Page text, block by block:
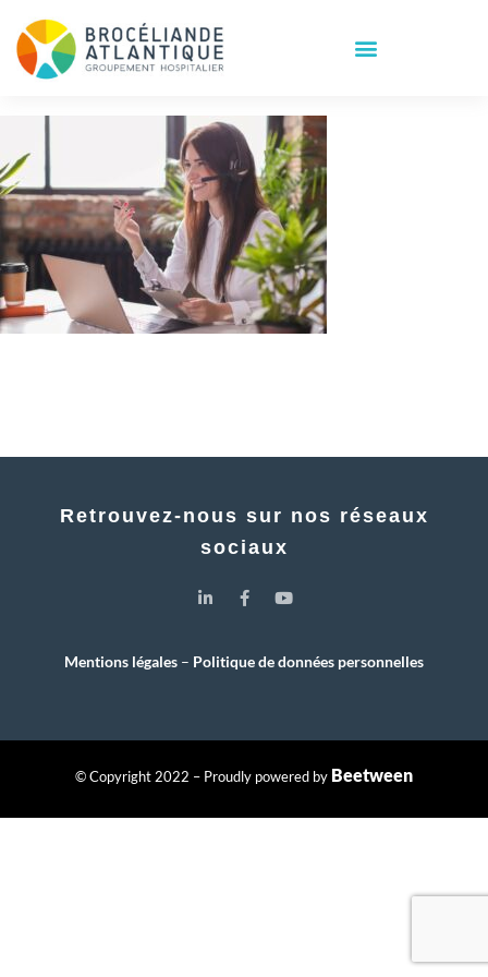
Retrouvez-nous sur nos réseaux
sociaux
Mentions légales – Politique de données personnelles
© Copyright 2022 – Proudly powered by Beetween